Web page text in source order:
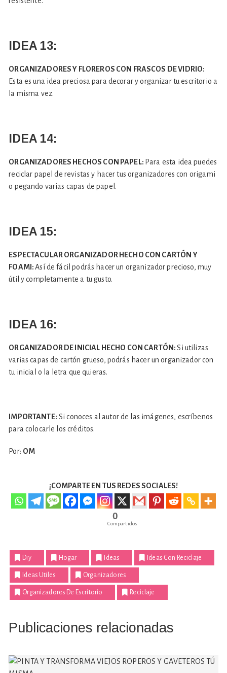
IDEA 13:
ORGANIZADORES Y FLOREROS CON FRASCOS DE VIDRIO:
Esta es una idea preciosa para decorar y organizar tu escritorio a
la misma vez.
IDEA 14:
ORGANIZADORES HECHOS CON PAPEL: Para esta idea puedes
reciclar papel de revistas y hacer tus organizadores con origami
o pegando varias capas de papel.
IDEA 15:
ESPECTACULAR ORGANIZADOR HECHO CON CARTÓN Y
FOAMI:Así de fácil podrás hacer un organizador precioso, muy
útil y completamente a tu gusto.
IDEA 16:
ORGANIZADOR DE INICIAL HECHO CON CARTÓN:Si utilizas
varias capas de cartón grueso, podrás hacer un organizador con
tu inicial o la letra que quieras.
IMPORTANTE: Si conoces al autor de las imágenes, escríbenos
para colocarle los créditos.
Por: OM
¡COMPARTE EN TUS REDES SOCIALES!
0
Compartidos
Diy Hogar Ideas Ideas Con Reciclaje
Ideas Utiles Organizadores
Organizadores De Escritorio Reciclaje
Publicaciones relacionadas